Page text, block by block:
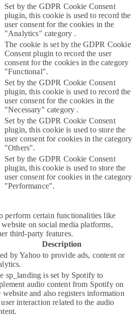
Set by the GDPR Cookie Consent
plugin, this cookie is used to record the
user consent for the cookies in the
"Analytics" category .
The cookie is set by the GDPR Cookie
Consent plugin to record the user
consent for the cookies in the category
"Functional".
Set by the GDPR Cookie Consent
plugin, this cookie is used to record the
user consent for the cookies in the
"Necessary" category .
Set by the GDPR Cookie Consent
plugin, this cookie is used to store the
user consent for cookies in the category
"Others".
Set by the GDPR Cookie Consent
plugin, this cookie is used to store the
user consent for cookies in the category
"Performance".
perform certain functionalities like
on social media platforms,
third-party features.
Description
by Yahoo to provide ads, content or
sp_landing is set by Spotify to
audio content from Spotify on
website and also registers information
interaction related to the audio